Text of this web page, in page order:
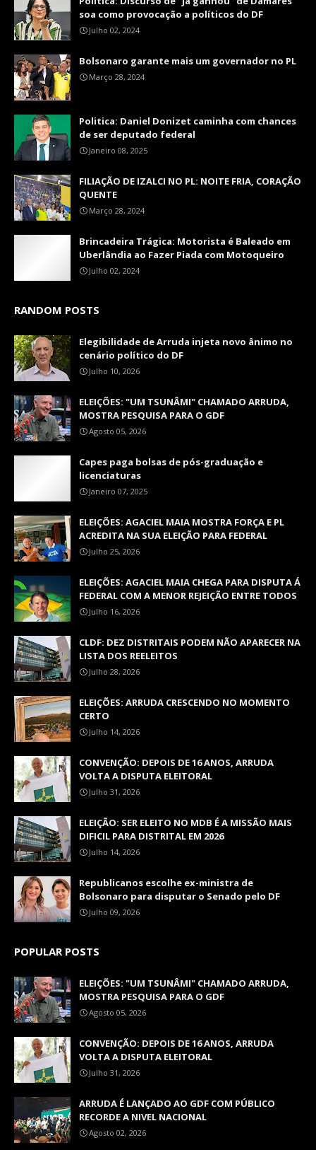
soa como provocação a políticos do DF
Julho 02, 2024
Bolsonaro garante mais um governador no PL
Março 28, 2024
Politica: Daniel Donizet caminha com chances
de ser deputado federal
Janeiro 08, 2025
FILIAÇÃO DE IZALCI NO PL: NOITE FRIA, CORAÇÃO
QUENTE
Março 28, 2024
Brincadeira Trágica: Motorista é Baleado em
Uberlândia ao Fazer Piada com Motoqueiro
Julho 02, 2024
RANDOM POSTS
Elegibilidade de Arruda injeta novo ânimo no
cenário político do DF
Julho 10, 2026
ELEIÇÕES: "UM TSUNÂMI" CHAMADO ARRUDA,
MOSTRA PESQUISA PARA O GDF
Agosto 05, 2026
Capes paga bolsas de pós-graduação e
licenciaturas
Janeiro 07, 2025
ELEIÇÕES: AGACIEL MAIA MOSTRA FORÇA E PL
ACREDITA NA SUA ELEIÇÃO PARA FEDERAL
Julho 25, 2026
ELEIÇÕES: AGACIEL MAIA CHEGA PARA DISPUTA Á
FEDERAL COM A MENOR REJEIÇÃO ENTRE TODOS
Julho 16, 2026
CLDF: DEZ DISTRITAIS PODEM NÃO APARECER NA
LISTA DOS REELEITOS
Julho 28, 2026
ELEIÇÕES: ARRUDA CRESCENDO NO MOMENTO
CERTO
Julho 14, 2026
CONVENÇÃO: DEPOIS DE 16 ANOS, ARRUDA
VOLTA A DISPUTA ELEITORAL
Julho 31, 2026
ELEIÇÃO: SER ELEITO NO MDB É A MISSÃO MAIS
DIFICIL PARA DISTRITAL EM 2026
Julho 14, 2026
Republicanos escolhe ex-ministra de
Bolsonaro para disputar o Senado pelo DF
Julho 09, 2026
POPULAR POSTS
ELEIÇÕES: "UM TSUNÂMI" CHAMADO ARRUDA,
MOSTRA PESQUISA PARA O GDF
Agosto 05, 2026
CONVENÇÃO: DEPOIS DE 16 ANOS, ARRUDA
VOLTA A DISPUTA ELEITORAL
Julho 31, 2026
ARRUDA É LANÇADO AO GDF COM PÚBLICO
RECORDE A NIVEL NACIONAL
Agosto 02, 2026